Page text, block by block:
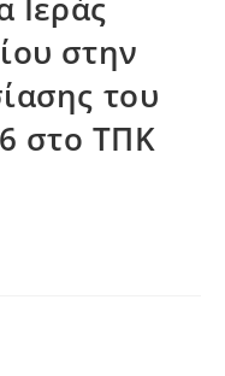
Ιεράς
στην
του
στο ΤΠΚ